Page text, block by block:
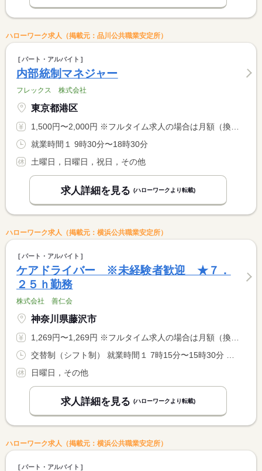
ハローワーク求人（掲載元：品川公共職業安定所）
パート・アルバイト
内部統制マネジャー
フレックス 株式会社
東京都港区
1,500円〜2,000円 ※フルタイム求人の場合は月額（換算額）、パート求人の場合は時間額を表示しています。
就業時間１ 9時30分〜18時30分
土曜日，日曜日，祝日，その他
求人詳細を見る (ハローワークより転載)
ハローワーク求人（掲載元：横浜公共職業安定所）
パート・アルバイト
ケアドライバー ※未経験者歓迎 ★７．
２５ｈ勤務
株式会社 善仁会
神奈川県藤沢市
1,269円〜1,269円 ※フルタイム求人の場合は月額（換算額）、パート求人の場合は時間額を表示しています。
日曜日，その他
求人詳細を見る (ハローワークより転載)
ハローワーク求人（掲載元：横浜公共職業安定所）
パート・アルバイト